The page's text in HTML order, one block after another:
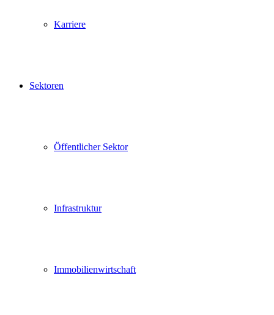
Karriere
Sektoren
Öffentlicher Sektor
Infrastruktur
Immobilienwirtschaft